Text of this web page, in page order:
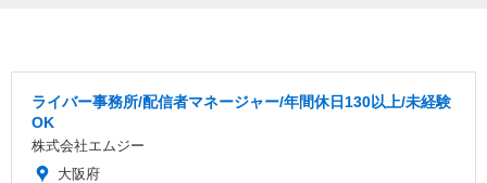
ライバー事務所/配信者マネージャー/年間休日130以上/未経験
OK
株式会社エムジー
大阪府